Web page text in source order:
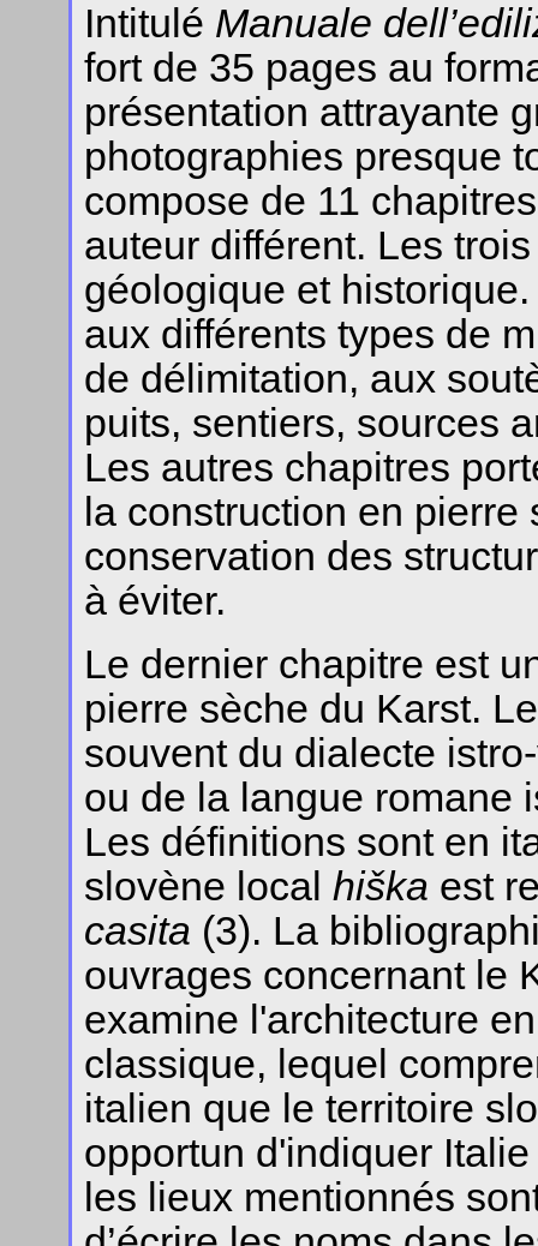
Intitulé Manuale
fort de 35 pages au
présentation attrayante
photographies presque
compose de 11
auteur différent. Les
géologique et
aux différents types de
de délimitation, aux
puits, sentiers, sources
Les autres chapitres
la construction en
conservation des
à éviter.
Le dernier chapitre est
pierre sèche du Karst.
souvent du dialecte
ou de la langue romane
Les définitions sont en
slovène local hiška est
casita (3). La
ouvrages concernant le
examine l'architecture
classique, lequel
italien que le territoire
opportun d'indiquer
les lieux mentionnés